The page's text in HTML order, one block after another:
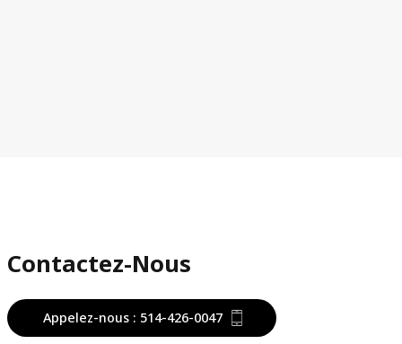
Contactez-Nous
Appelez-nous : 514-426-0047